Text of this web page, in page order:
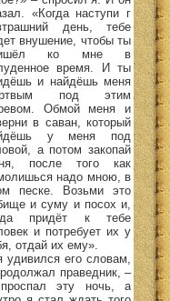
«Когда наступи г
день, тебе
внушение, чтобы ты
ко мне в
время. И ты
и найдёшь меня
под этим
Обмой меня и
в саван, который
у меня под
а потом закопай
после того как
надо мною, в
песке. Возьми это
и суму и посох и,
придёт к тебе
и потребует их у
отдай их ему».
удивился его словам,
праведник, –
эту ночь, а